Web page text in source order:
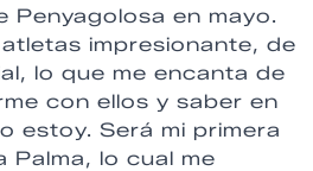
Penyagolosa en mayo.
impresionante, de
lo que me encanta de
con ellos y saber en
estoy. Será mi primera
Palma, lo cual me